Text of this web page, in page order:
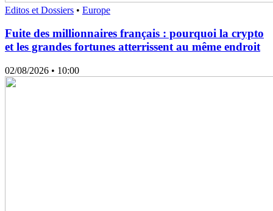
Editos et Dossiers • Europe
Fuite des millionnaires français : pourquoi la crypto
et les grandes fortunes atterrissent au même endroit
02/08/2026 • 10:00